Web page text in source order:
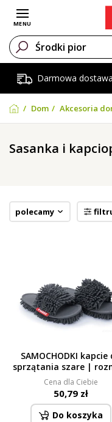
Darmowa
Otwórz menu
MENU
Dom Akcesoria
Sasanka i
polecamy
SAMOCHODKI kapcie
sprzątania szare |
41–45, długość 28 cm
Cena dla Ciebie
50,79 zł
Do koszyka